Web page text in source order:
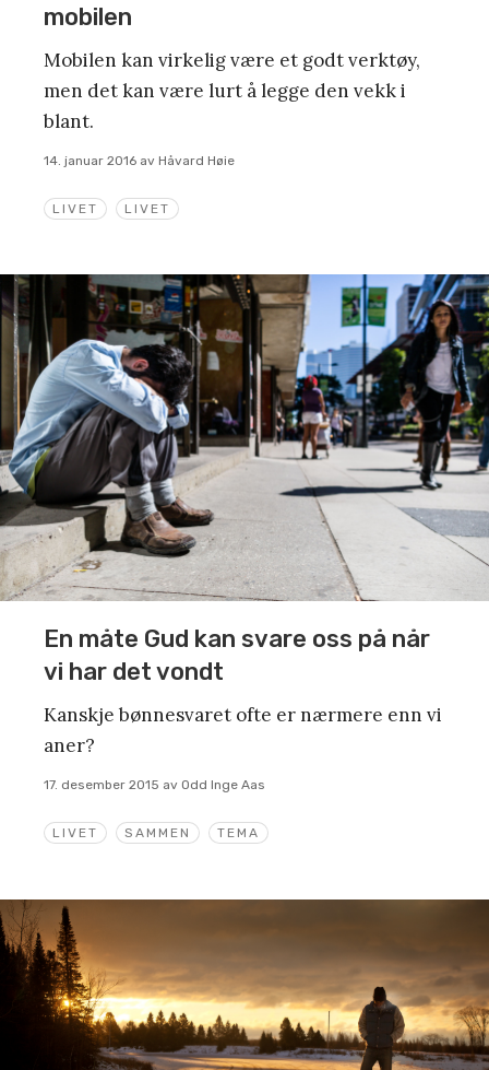
LIVET LIVET
mobilen
Mobilen kan virkelig være et godt verktøy,
men det kan være lurt å legge den vekk i
blant.
14. januar 2016 av Håvard Høie
LIVET SAMMEN TEMA
En måte Gud kan svare oss på når
vi har det vondt
Kanskje bønnesvaret ofte er nærmere enn vi
aner?
17. desember 2015 av Odd Inge Aas